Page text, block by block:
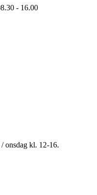
- 16.00
onsdag kl. 12-16.